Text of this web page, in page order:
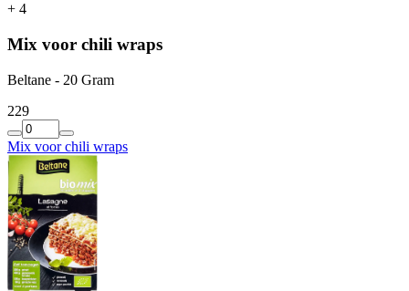
+ 4
Mix voor chili wraps
Beltane - 20 Gram
229
Mix voor chili wraps